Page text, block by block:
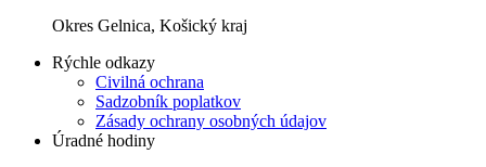
Okres Gelnica, Košický kraj
Rýchle odkazy
Civilná ochrana
Sadzobník poplatkov
Zásady ochrany osobných údajov
Úradné hodiny